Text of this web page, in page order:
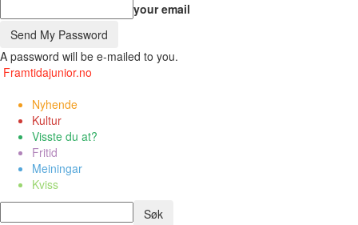
your email
A password will be e-mailed to you.
Framtidajunior.no
Nyhende
Kultur
Visste du at?
Fritid
Meiningar
Kviss